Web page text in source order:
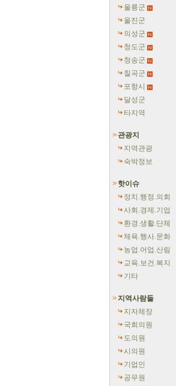
울릉군
울진군
의성군
청도군
청송군
칠곡군
포항시
달성군
타지역
관광지
지역관광
숙박정보
핫이슈
정치.행정.의회
사회.경제.기업
환경.생활.단체
체육.행사.문화
농업.어업.산림
교육.보건.복지
기타
지역사람들
지자체장
국회의원
도의원
시의원
기업인
공무원